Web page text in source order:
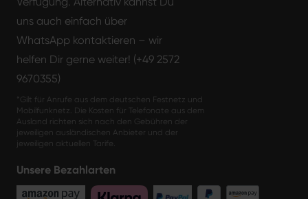
uns auch einfach über
WhatsApp kontaktieren – wir
helfen Dir gerne weiter! (+49 2572
9670355)
*Gilt für Anrufe aus dem deutschen Festnetz und
Mobilfunknetz. Die Kosten für Telefonate aus dem
Ausland richten sich nach den Gebühren der
jeweiligen ausländischen Anbieter und der
jeweiligen aktuellen Tarife.
Unsere Bezahlarten